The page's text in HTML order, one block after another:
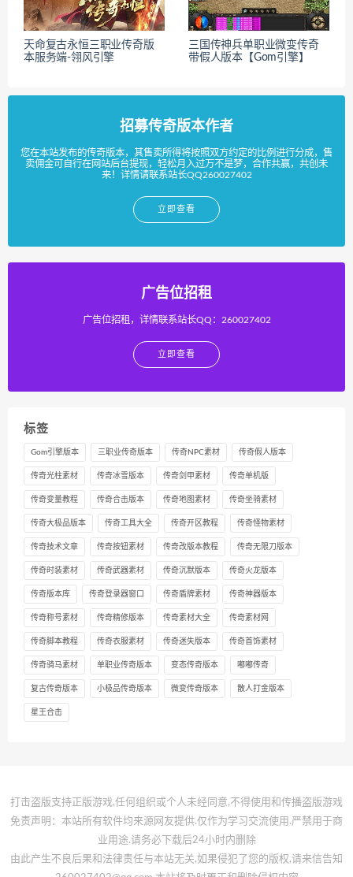
天命复古永恒三职业传奇版
本服务端-翎风引擎
三国传神兵单职业微变传奇
带假人版本【Gom引擎】
招募传奇版本作者
您在本站发布的传奇版本，其售卖所得将按照双方约定的比例进行分成，售
卖佣金可自行在网站后台提现，轻松月入过万不是梦，合作共赢，共创未
来！详情请联系站长QQ260027402
立即查看
广告位招租
广告位招租，详情联系站长QQ：260027402
立即查看
标签
Gom引擎版本 三职业传奇版本 传奇NPC素材 传奇假人版本
传奇光柱素材 传奇冰雪版本 传奇剑甲素材 传奇单机版
传奇变量教程 传奇合击版本 传奇地图素材 传奇坐骑素材
传奇大极品版本 传奇工具大全 传奇开区教程 传奇怪物素材
传奇技术文章 传奇按钮素材 传奇改版本教程 传奇无限刀版本
传奇时装素材 传奇武器素材 传奇沉默版本 传奇火龙版本
传奇版本库 传奇登录器窗口 传奇盾牌素材 传奇神器版本
传奇称号素材 传奇精修版本 传奇素材大全 传奇素材网
传奇脚本教程 传奇衣服素材 传奇迷失版本 传奇首饰素材
传奇骑马素材 单职业传奇版本 变态传奇版本 嘟嘟传奇
复古传奇版本 小极品传奇版本 微变传奇版本 散人打金版本
星王合击
打击盗版支持正版游戏,任何组织或个人未经同意,不得使用和传播盗版游戏
免责声明：本站所有软件均来源网友提供.仅作为学习交流使用.严禁用于商
业用途.请务必下载后24小时内删除
由此产生不良后果和法律责任与本站无关,如果侵犯了您的版权,请来信告知